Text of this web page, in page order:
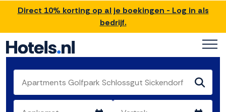
Direct 10% korting op al je boekingen - Log in als
bedrijf.